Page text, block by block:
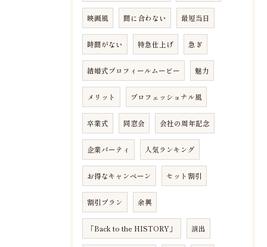
映画風 間に合わない 最短当日
時間がない 特急仕上げ 急ぎ
結婚式プロフィールムービー 魅力
メリット プロフェッショナル風
卒業式 同窓会 会社の周年記念
企業パーティ 人気ランキング
お得なキャンペーン セット割引
割引プラン 余興
「Back to the HISTORY」 演出